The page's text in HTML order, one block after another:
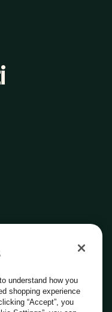
understand how you
shopping experience
“Accept”, you